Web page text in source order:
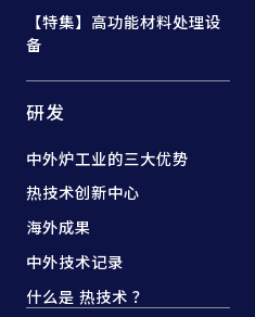
【特集】高功能材料处理设
备
研发
中外炉工业的三大优势
热技术创新中心
海外成果
中外技术记录
什么是 热技术 ？